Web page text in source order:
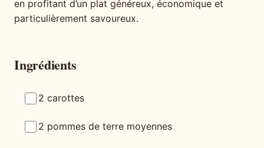
en profitant d’un plat généreux, économique et
particulièrement savoureux.
Ingrédients
2 carottes
2 pommes de terre moyennes